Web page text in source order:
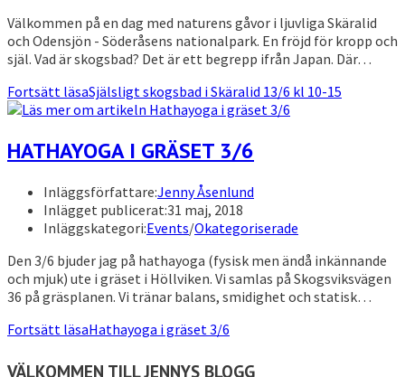
Välkommen på en dag med naturens gåvor i ljuvliga Skäralid
och Odensjön - Söderåsens nationalpark. En fröjd för kropp och
själ. Vad är skogsbad? Det är ett begrepp ifrån Japan. Där…
Fortsätt läsaSjälsligt skogsbad i Skäralid 13/6 kl 10-15
HATHAYOGA I GRÄSET 3/6
Inläggsförfattare:Jenny Åsenlund
Inlägget publicerat:31 maj, 2018
Inläggskategori:Events/Okategoriserade
Den 3/6 bjuder jag på hathayoga (fysisk men ändå inkännande
och mjuk) ute i gräset i Höllviken. Vi samlas på Skogsviksvägen
36 på gräsplanen. Vi tränar balans, smidighet och statisk…
Fortsätt läsaHathayoga i gräset 3/6
VÄLKOMMEN TILL JENNYS BLOGG